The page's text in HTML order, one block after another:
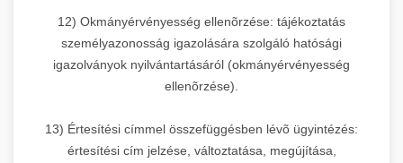
12) Okmányérvényesség ellenõrzése: tájékoztatás
személyazonosság igazolására szolgáló hatósági
igazolványok nyilvántartásáról (okmányérvényesség
ellenõrzése).
13) Értesítési címmel összefüggésben lévõ ügyintézés:
értesítési cím jelzése, változtatása, megújítása,